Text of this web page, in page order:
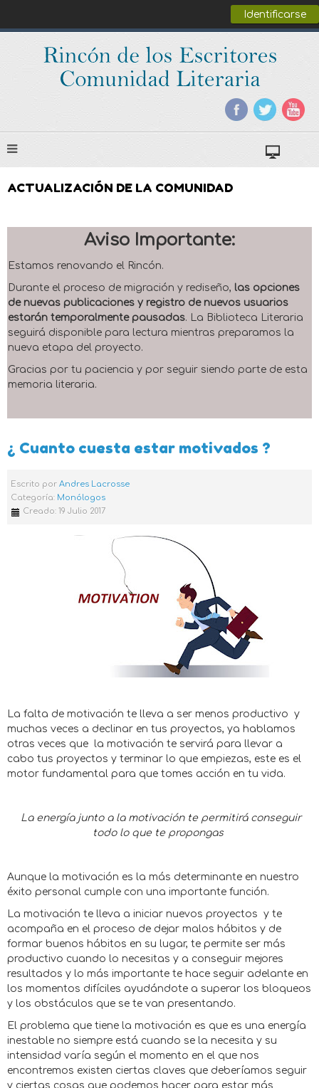
Identificarse
ACTUALIZACIÓN DE LA COMUNIDAD
Aviso Importante:
Estamos renovando el Rincón.
Durante el proceso de migración y rediseño, las opciones
de nuevas publicaciones y registro de nuevos usuarios
estarán temporalmente pausadas. La Biblioteca Literaria
seguirá disponible para lectura mientras preparamos la
nueva etapa del proyecto.
Gracias por tu paciencia y por seguir siendo parte de esta
memoria literaria.
¿ Cuanto cuesta estar motivados ?
Escrito por Andres Lacrosse
Categoría: Monólogos
Creado: 19 Julio 2017
La falta de motivación te lleva a ser menos productivo y
muchas veces a declinar en tus proyectos, ya hablamos
otras veces que la motivación te servirá para llevar a
cabo tus proyectos y terminar lo que empiezas, este es el
motor fundamental para que tomes acción en tu vida.
La energía junto a la motivación te permitirá conseguir
todo lo que te propongas
Aunque la motivación es la más determinante en nuestro
éxito personal cumple con una importante función.
La motivación te lleva a iniciar nuevos proyectos y te
acompaña en el proceso de dejar malos hábitos y de
formar buenos hábitos en su lugar, te permite ser más
productivo cuando lo necesitas y a conseguir mejores
resultados y lo más importante te hace seguir adelante en
los momentos difíciles ayudándote a superar los bloqueos
y los obstáculos que se te van presentando.
El problema que tiene la motivación es que es una energía
inestable no siempre está cuando se la necesita y su
intensidad varía según el momento en el que nos
encontremos existen ciertas claves que deberíamos seguir
y ciertas cosas que podemos hacer para estar más